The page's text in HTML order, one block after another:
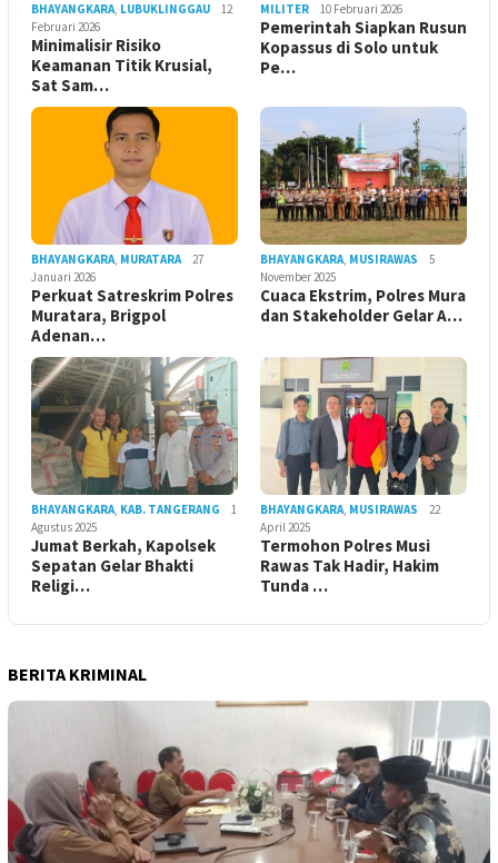
BHAYANGKARA, LUBUKLINGGAU
12
Februari 2026
Minimalisir Risiko
Keamanan Titik Krusial,
Sat Sam…
MILITER 10 Februari 2026
Pemerintah Siapkan Rusun
Kopassus di Solo untuk
Pe…
BHAYANGKARA, MURATARA
27
Januari 2026
Perkuat Satreskrim Polres
Muratara, Brigpol
Adenan…
BHAYANGKARA, MUSIRAWAS
5
November 2025
Cuaca Ekstrim, Polres Mura
dan Stakeholder Gelar A…
BHAYANGKARA, KAB. TANGERANG
1
Agustus 2025
Jumat Berkah, Kapolsek
Sepatan Gelar Bhakti
Religi…
BHAYANGKARA, MUSIRAWAS
22
April 2025
Termohon Polres Musi
Rawas Tak Hadir, Hakim
Tunda …
BERITA KRIMINAL